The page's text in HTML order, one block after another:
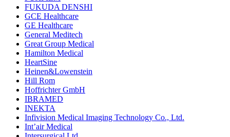
FUKUDA DENSHI
GCE Healthcare
GE Healthcare
General Meditech
Great Group Medical
Hamilton Medical
HeartSine
Heinen&Lowenstein
Hill Rom
Hoffrichter GmbH
IBRAMED
INEKTA
Infivision Medical Imaging Technology Co., Ltd.
Int’air Medical